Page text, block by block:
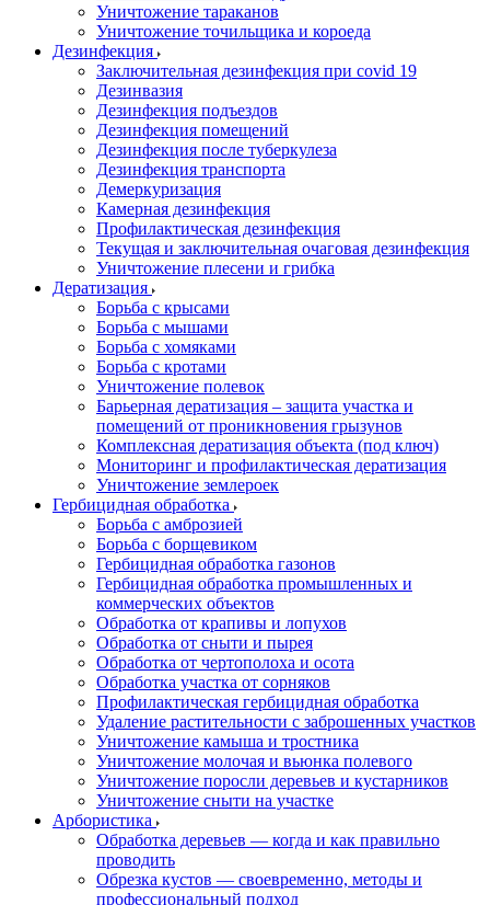
Уничтожение тараканов
Уничтожение точильщика и короеда
Дезинфекция
Заключительная дезинфекция при covid 19
Дезинвазия
Дезинфекция подъездов
Дезинфекция помещений
Дезинфекция после туберкулеза
Дезинфекция транспорта
Демеркуризация
Камерная дезинфекция
Профилактическая дезинфекция
Текущая и заключительная очаговая дезинфекция
Уничтожение плесени и грибка
Дератизация
Борьба с крысами
Борьба с мышами
Борьба с хомяками
Борьба с кротами
Уничтожение полевок
Барьерная дератизация – защита участка и
помещений от проникновения грызунов
Комплексная дератизация объекта (под ключ)
Мониторинг и профилактическая дератизация
Уничтожение землероек
Гербицидная обработка
Борьба с амброзией
Борьба с борщевиком
Гербицидная обработка газонов
Гербицидная обработка промышленных и
коммерческих объектов
Обработка от крапивы и лопухов
Обработка от сныти и пырея
Обработка от чертополоха и осота
Обработка участка от сорняков
Профилактическая гербицидная обработка
Удаление растительности с заброшенных участков
Уничтожение камыша и тростника
Уничтожение молочая и вьюнка полевого
Уничтожение поросли деревьев и кустарников
Уничтожение сныти на участке
Арбористика
Обработка деревьев — когда и как правильно
проводить
Обрезка кустов — своевременно, методы и
профессиональный подход